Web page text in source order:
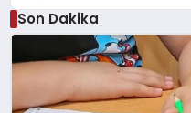
Son Dakika